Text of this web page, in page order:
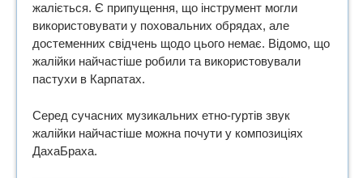
жаліється. Є припущення, що інструмент могли
використовувати у поховальних обрядах, але
достеменних свідчень щодо цього немає. Відомо, що
жалійки найчастіше робили та використовували
пастухи в Карпатах.
Серед сучасних музикальних етно-гуртів звук
жалійки найчастіше можна почути у композиціях
ДахаБраха.